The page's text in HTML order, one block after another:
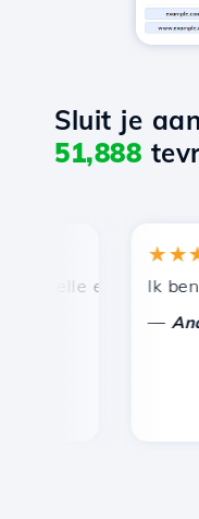
Sluit je
51,888
en efficiënte
Ik ben
Andrei